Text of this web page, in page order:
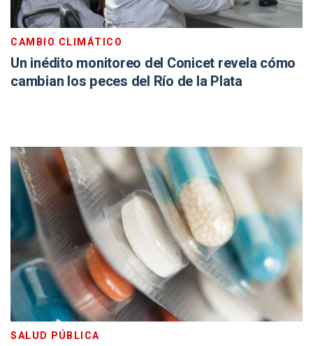
CAMBIO CLIMÁTICO
Un inédito monitoreo del Conicet revela cómo
cambian los peces del Río de la Plata
SALUD PÚBLICA